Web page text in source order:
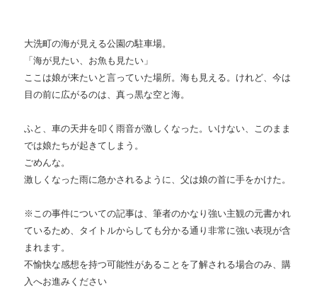
大洗町の海が見える公園の駐車場。
「海が見たい、お魚も見たい」
ここは娘が来たいと言っていた場所。海も見える。けれど、今は
目の前に広がるのは、真っ黒な空と海。
ふと、車の天井を叩く雨音が激しくなった。いけない、このまま
では娘たちが起きてしまう。
ごめんな。
激しくなった雨に急かされるように、父は娘の首に手をかけた。
※この事件についての記事は、筆者のかなり強い主観の元書かれ
ているため、タイトルからしても分かる通り非常に強い表現が含
まれます。
不愉快な感想を持つ可能性があることを了解される場合のみ、購
入へお進みください